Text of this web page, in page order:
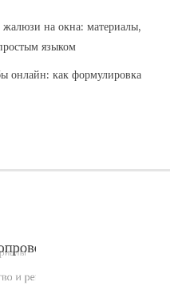
жалюзи на окна: материалы,
языком
онлайн: как формулировка